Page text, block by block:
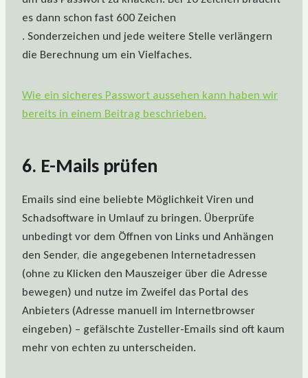
es dann schon fast 600 Zeichen
. Sonderzeichen und jede weitere Stelle verlängern
die Berechnung um ein Vielfaches.
Wie ein sicheres Passwort aussehen kann haben wir
bereits in einem Beitrag beschrieben.
6. E-Mails prüfen
Emails sind eine beliebte Möglichkeit Viren und
Schadsoftware in Umlauf zu bringen. Überprüfe
unbedingt vor dem Öffnen von Links und Anhängen
den Sender, die angegebenen Internetadressen
(ohne zu Klicken den Mauszeiger über die Adresse
bewegen) und nutze im Zweifel das Portal des
Anbieters (Adresse manuell im Internetbrowser
eingeben) – gefälschte Zusteller-Emails sind oft kaum
mehr von echten zu unterscheiden.